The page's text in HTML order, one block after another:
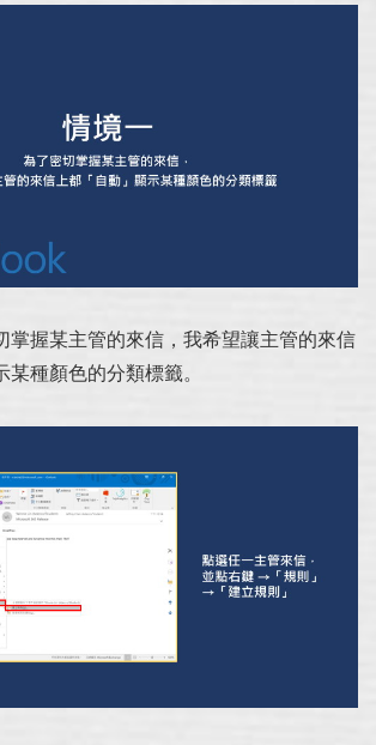
掌握某主管的來信，我希望讓主管的來信
某種顏色的分類標籤。